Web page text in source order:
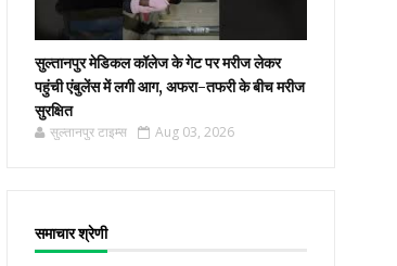
सुल्तानपुर मेडिकल कॉलेज के गेट पर मरीज लेकर
पहुंची एंबुलेंस में लगी आग, अफरा-तफरी के बीच मरीज
सुरक्षित
सुल्तानपुर टाइम्स Aug 03, 2026
समाचार श्रेणी